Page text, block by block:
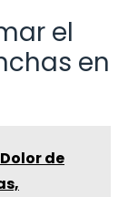
el
en
Dolor de